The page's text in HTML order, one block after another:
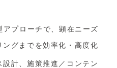
プローチで、顕在ニーズ
グまでを効率化・高度化
計、施策推進／コンテン